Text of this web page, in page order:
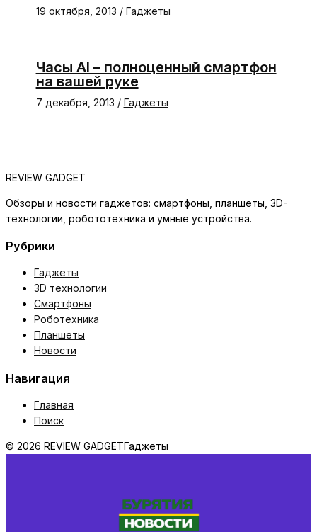
19 октября, 2013 / Гаджеты
Часы AI – полноценный смартфон
на вашей руке
7 декабря, 2013 / Гаджеты
REVIEW GADGET
Обзоры и новости гаджетов: смартфоны, планшеты, 3D-
технологии, робототехника и умные устройства.
Рубрики
Гаджеты
3D технологии
Смартфоны
Роботехника
Планшеты
Новости
Навигация
Главная
Поиск
© 2026 REVIEW GADGETГаджеты